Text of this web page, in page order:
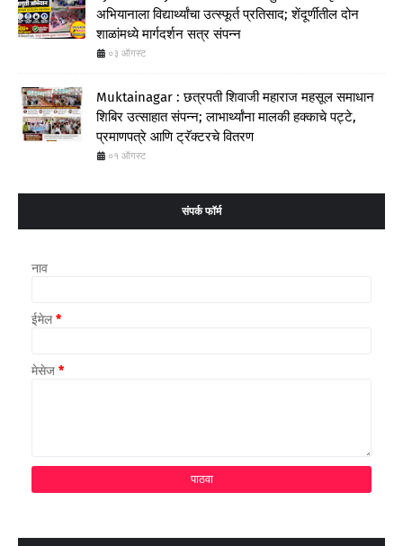
अभियानाला विद्यार्थ्यांचा उत्स्फूर्त प्रतिसाद; शेंदूर्णीतील दोन
शाळांमध्ये मार्गदर्शन सत्र संपन्न
०३ ऑगस्ट
Muktainagar : छत्रपती शिवाजी महाराज महसूल समाधान
शिबिर उत्साहात संपन्न; लाभार्थ्यांना मालकी हक्काचे पट्टे,
प्रमाणपत्रे आणि ट्रॅक्टरचे वितरण
०१ ऑगस्ट
संपर्क फॉर्म
नाव
ईमेल*
मेसेज *